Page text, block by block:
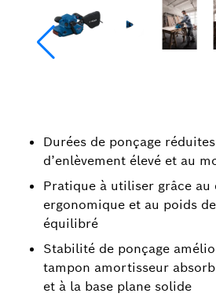
Durées de ponçage
d’enlèvement élevé et au
Pratique à utiliser grâce au
ergonomique et au poids
équilibré
Stabilité de ponçage
tampon amortisseur
et à la base plane solide